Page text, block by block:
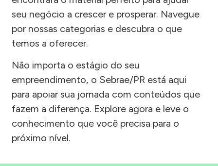
seu negócio a crescer e prosperar. Navegue
por nossas categorias e descubra o que
temos a oferecer.
Não importa o estágio do seu
empreendimento, o Sebrae/PR está aqui
para apoiar sua jornada com conteúdos que
fazem a diferença. Explore agora e leve o
conhecimento que você precisa para o
próximo nível.